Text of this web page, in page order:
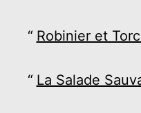
Robinier et
La Salade